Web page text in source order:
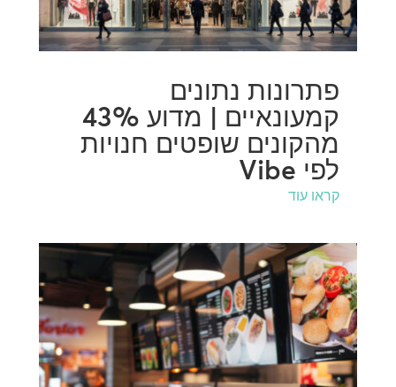
פתרונות נתונים
קמעונאיים | מדוע 43%
מהקונים שופטים חנויות
לפי Vibe
קראו עוד